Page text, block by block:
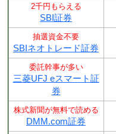
2千円もらえる
SBI証券
抽選資金不要
SBIネオトレード証券
委託幹事が多い
三菱UFJ eスマート証
券
株式新聞が無料で読める
DMM.com証券